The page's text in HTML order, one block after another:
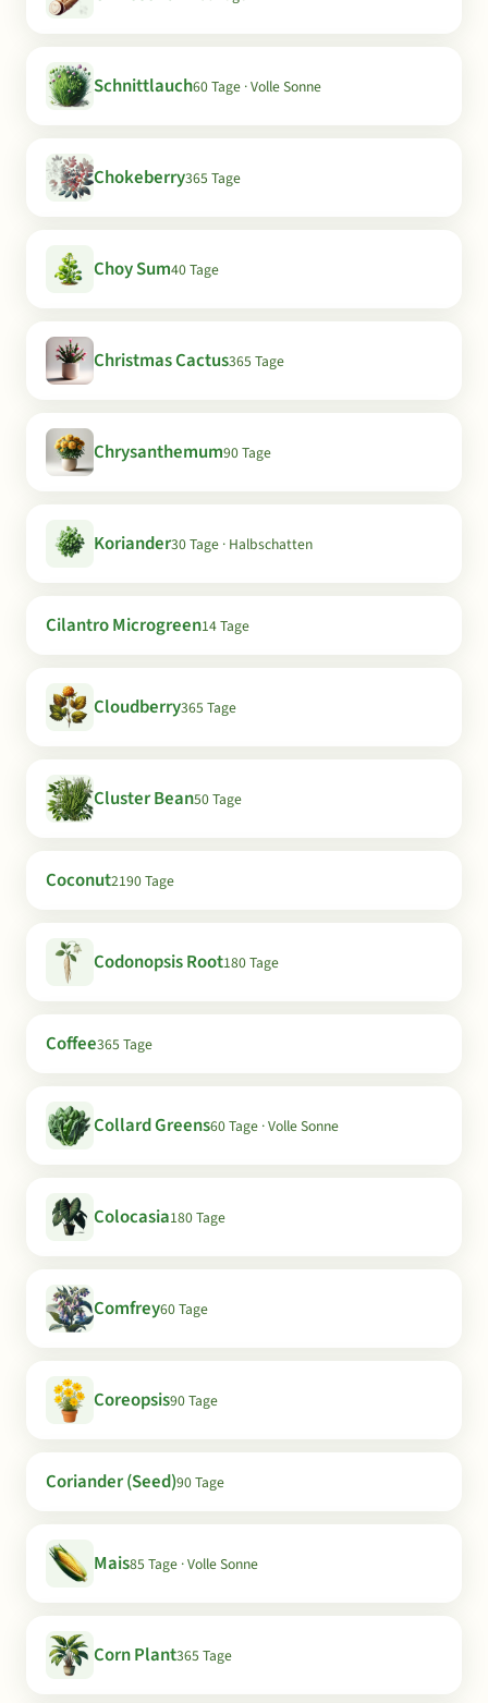
Schnittlauch60 Tage · Volle Sonne
Chokeberry365 Tage
Choy Sum40 Tage
Christmas Cactus365 Tage
Chrysanthemum90 Tage
Koriander30 Tage · Halbschatten
Cilantro Microgreen14 Tage
Cloudberry365 Tage
Cluster Bean50 Tage
Coconut2190 Tage
Codonopsis Root180 Tage
Coffee365 Tage
Collard Greens60 Tage · Volle Sonne
Colocasia180 Tage
Comfrey60 Tage
Coreopsis90 Tage
Coriander (Seed)90 Tage
Mais85 Tage · Volle Sonne
Corn Plant365 Tage